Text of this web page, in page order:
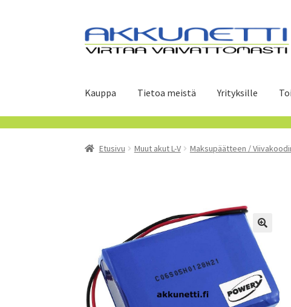
Siirry
navigointiin
Siirry
sisältöön
Kauppa Tietoa meistä Yrityksille
Etusivu Muut akut L-V Maksupäätteen /